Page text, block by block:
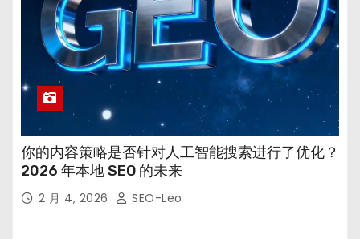
你的内容策略是否针对人工智能搜索进行了优化？
2026 年本地 SEO 的未来
2 月 4, 2026 SEO-Leo